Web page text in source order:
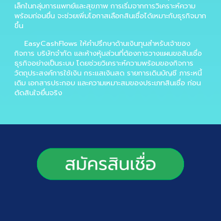
เล็กในกลุ่มการแพทย์และสุขภาพ การเริ่มจากการวิเคราะห์ความ
พร้อมก่อนยื่น จะช่วยเพิ่มโอกาสเลือกสินเชื่อได้เหมาะกับธุรกิจมาก
ขึ้น
EasyCashFlows ให้คำปรึกษาด้านเงินทุนสำหรับเจ้าของ
กิจการ บริษัทจำกัด และห้างหุ้นส่วนที่ต้องการวางแผนขอสินเชื่อ
ธุรกิจอย่างเป็นระบบ โดยช่วยวิเคราะห์ความพร้อมของกิจการ
วัตถุประสงค์การใช้เงิน กระแสเงินสด รายการเดินบัญชี ภาระหนี้
เดิม เอกสารประกอบ และความเหมาะสมของประเภทสินเชื่อ ก่อน
ตัดสินใจยื่นจริง